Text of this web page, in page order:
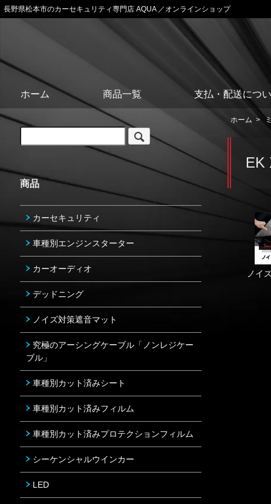
長野県松本市のカーセキュリティ専門店 AQUA ／オンラインショップ
ホーム 商品一覧 支払・配送につ
ホーム >
EK
ノイ
商品
カーセキュリティ
車種別エンジンスターター
カーオーディオ
デッドニング
ノイズ対策遮音マット
究極のアーシングケーブル「ノンレジケー
ブル」
車種別カット済みシート
車種別カット済みフィルム
車種別カット済みプロテクションフィルム
シーケンシャルウインカー
LED